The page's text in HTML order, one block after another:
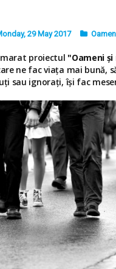
29 May 2017
proiectul "Oameni
ne fac viaţa mai bună,
sau ignoraţi, îşi fac